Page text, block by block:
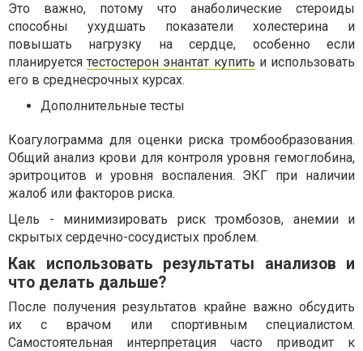
Это важно, потому что анаболические стероиды
способны ухудшать показатели холестерина и
повышать нагрузку на сердце, особенно если
планируетсятестостерон энантат купить и использовать
его в среднесрочных курсах.
Дополнительные тесты
Коагулограмма для оценки риска тромбообразования.
Общий анализ крови для контроля уровня гемоглобина,
эритроцитов и уровня воспаления. ЭКГ при наличии
жалоб или факторов риска.
Цель - минимизировать риск тромбозов, анемии и
скрытых сердечно-сосудистых проблем.
Как использовать результаты анализов и
что делать дальше?
После получения результатов крайне важно обсудить
их с врачом или спортивным специалистом.
Самостоятельная интерпретация часто приводит к